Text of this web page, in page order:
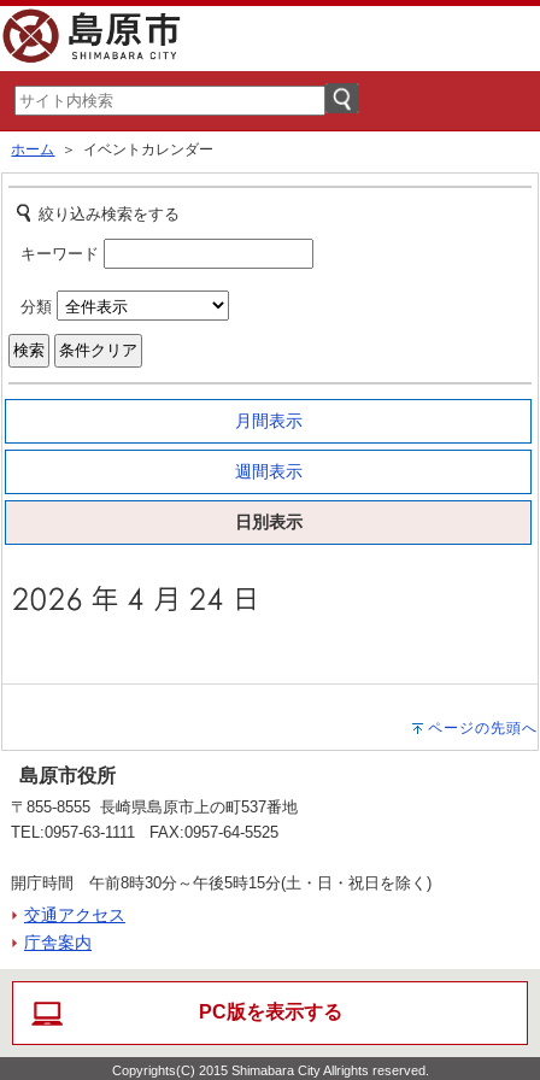
ホーム ＞ イベントカレンダー
絞り込み検索をする
キーワード
分類
月間表示
週間表示
日別表示
ページの先頭へ
島原市役所
〒855-8555 長崎県島原市上の町537番地
TEL:0957-63-1111 FAX:0957-64-5525
開庁時間 午前8時30分～午後5時15分(土・日・祝日を除く)
交通アクセス
庁舎案内
PC版を表示する
Copyrights(C) 2015 Shimabara City Allrights reserved.